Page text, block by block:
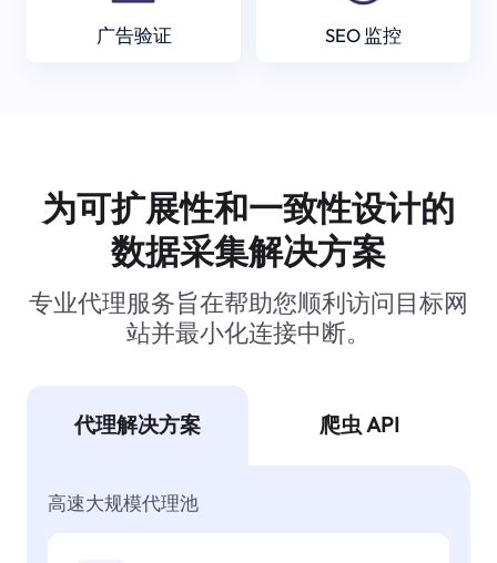
广告验证 SEO 监控
为可扩展性和一致性设计的
数据采集解决方案
专业代理服务旨在帮助您顺利访问目标网
站并最小化连接中断。
代理解决方案 爬虫 API
高速大规模代理池